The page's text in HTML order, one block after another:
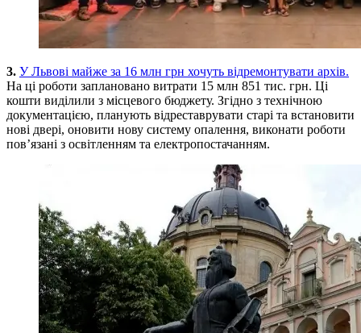
3. У Львові майже за 16 млн грн хочуть відремонтувати архів.
На ці роботи заплановано витрати 15 млн 851 тис. грн. Ці
кошти виділили з місцевого бюджету. Згідно з технічною
документацією, планують відреставрувати старі та встановити
нові двері, оновити нову систему опалення, виконати роботи
пов’язані з освітленням та електропостачанням.